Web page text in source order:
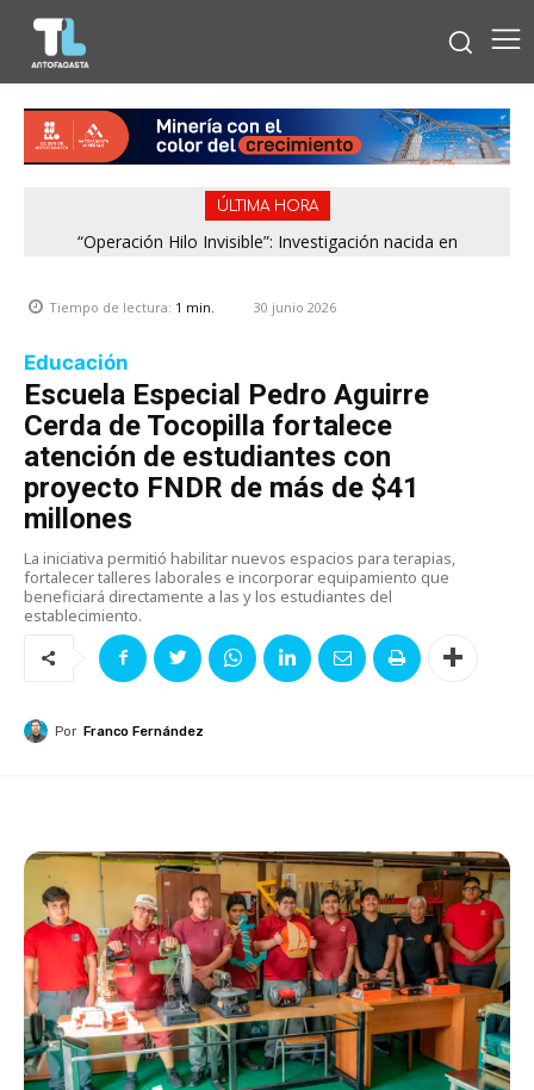
ÚLTIMA HORA
“Operación Hilo Invisible”: Investigación nacida en
Tiempo de lectura: 1 min. 30 junio 2026
Educación
Escuela Especial Pedro Aguirre
Cerda de Tocopilla fortalece
atención de estudiantes con
proyecto FNDR de más de $41
millones
La iniciativa permitió habilitar nuevos espacios para terapias,
fortalecer talleres laborales e incorporar equipamiento que
beneficiará directamente a las y los estudiantes del
establecimiento.
Por Franco Fernández